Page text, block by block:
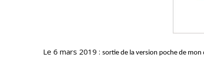
Le 6 mars 2019 : sortie de la version poche de mon